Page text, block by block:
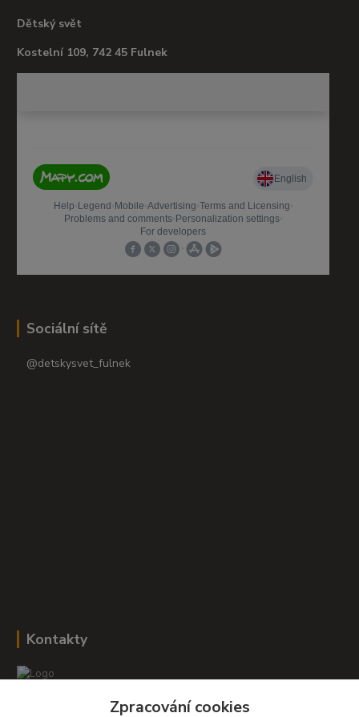
Dětský svět
Kostelní 109, 742 45 Fulnek
Sociální sítě
@detskysvet_fulnek
Kontakty
Zpracování cookies